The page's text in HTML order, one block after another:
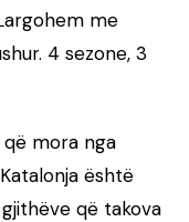
me
4 sezone, 3
që mora nga
është
që takova